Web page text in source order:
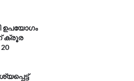
ഉപയോഗം
ക്രൂര